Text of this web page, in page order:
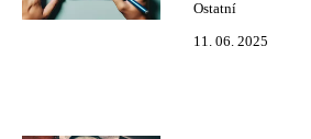
Ostatní
11. 06. 2025